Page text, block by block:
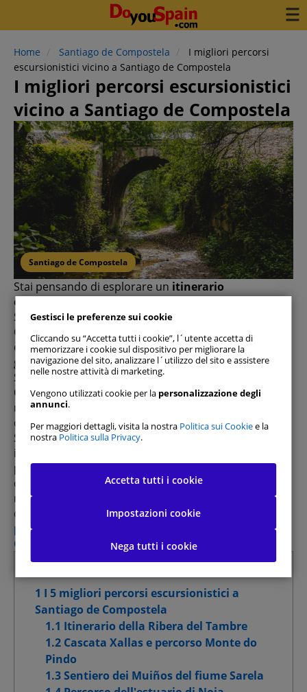
Home Santiago de Compostela
I migliori percorsi
escursionistici vicino a Santiago de Compostela
I migliori percorsi escursionistici
vicino a Santiago de Compostela
Santiago de Compostela
Stai pensando di esplorare un itinerario
escursionistico vicino a Santiago de Compostela
Se ami la natura e le attività all'aria aperta e ti trovi in
Galizia, fare trekking vicino a Santiago de Compostela
è il modo perfetto per goderti gli splendidi paesaggi
galiziani e scoprire montagne, foreste e fiumi.
Santiago de Compostela, nota come meta finale del
Cammino di Santiago, vanta anche nei suoi dintorni
numerosi itinerari escursionistici di varia difficoltà e
durata.
Su DoYouSpainabbiamo selezionato i migliori
itinerari per immergerti nella natura, ammirare
panorami mozzafiato ed esplorare la ricca diversità
della flora e della fauna galiziana. Se non disponi di un
mezzo proprio per raggiungere il punto di partenza
della tua escursione, ricorda che puoi facilmente
prenotare un'auto a noleggio a Santiago de
Compostela tramite DoYouSpain.
Riepilogo
1 I 5 migliori percorsi escursionistici a
Santiago de Compostela
1.1 Itinerario della Ribera del Tambre
1.2 Cascata Xallas e percorso Monte do
Pindo
1.3 Sentiero dei Muiños del fiume Sarela
Gestisci le preferenze sui cookie
Cliccando su “Accetta tutti i cookie”, l´utente accetta di
memorizzare i cookie sul dispositivo per migliorare la
navigazione del sito, analizzare l´utilizzo del sito e assistere
nelle nostre attività di marketing.
Vengono utilizzati cookie per la personalizzazione degli
annunci.
Per maggiori dettagli, visita la nostra Politica sui Cookiee la
nostra Politica sulla Privacy.
Impostazioni cookie
Nega tutti i cookie
Accetta tutti i cookie
Gestisci preferenze consenso
Cookie di prestazione
Cookie di funzionalità
Cookie per pubblicità mirata
Cookie pubblicitari avanzati